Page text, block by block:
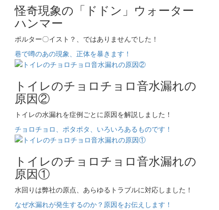
怪奇現象の「ドドン」ウォーター
ハンマー
ポルター〇イスト？、ではありませんでした！
巷で噂のあの現象、正体を暴きます！
トイレのチョロチョロ音水漏れの
原因②
トイレの水漏れを症例ごとに原因を解説しました！
チョロチョロ、ポタポタ、いろいろあるものです！
トイレのチョロチョロ音水漏れの
原因①
水回りは弊社の原点、あらゆるトラブルに対応しました！
なぜ水漏れが発生するのか？原因をお伝えします！